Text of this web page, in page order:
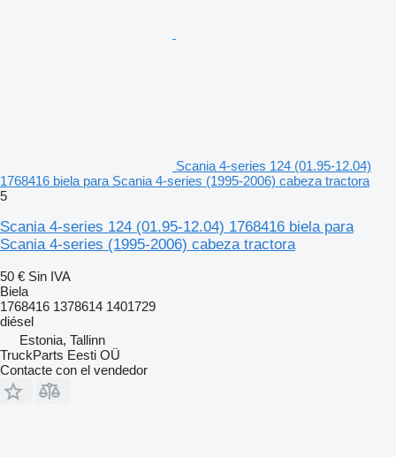
Scania 4-series 124 (01.95-12.04)
1768416 biela para Scania 4-series (1995-2006) cabeza tractora
5
Scania 4-series 124 (01.95-12.04) 1768416 biela para
Scania 4-series (1995-2006) cabeza tractora
50 € Sin IVA
Biela
1768416 1378614 1401729
diésel
Estonia, Tallinn
TruckParts Eesti OÜ
Contacte con el vendedor